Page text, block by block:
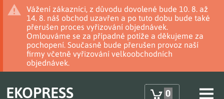
Vážení zákazníci, z důvodu dovolené bude 10. 8. až
14. 8. náš obchod uzavřen a po tuto dobu bude také
přerušen proces vyřizování objednávek.
Omlouváme se za případné potíže a děkujeme za
pochopení. Současně bude přerušen provoz naší
firmy včetně vyřizování velkoobchodních
objednávek.
EKOPRESS 0